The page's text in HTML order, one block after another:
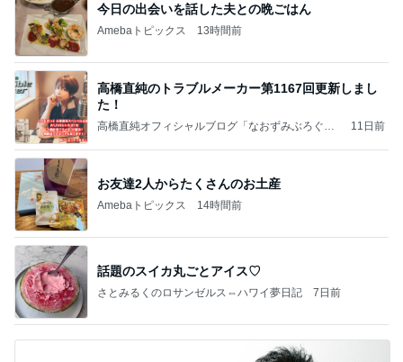
今日の出会いを話した夫との晩ごはん
Amebaトピックス 13時間前
高橋直純のトラブルメーカー第1167回更新しまし
た！
高橋直純オフィシャルブログ「なおずみぶろぐ」
11日前
お友達2人からたくさんのお土産
Amebaトピックス 14時間前
話題のスイカ丸ごとアイス♡
さとみるくのロサンゼルス⇔ハワイ夢日記 7日前